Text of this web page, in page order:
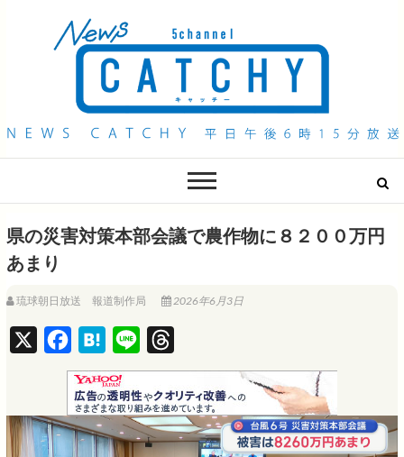
QAB NEWS Headline
県の災害対策本部会議で農作物に８２００万円
あまり
琉球朝日放送 報道制作局 2026年6月3日
a
c
e
b
H
a
t
e
n
i
n
e
h
r
e
a